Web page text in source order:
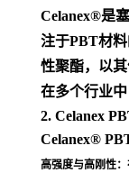
Celanex®是
注于PBT材
性聚酯，以
在多个行业
2. Celanex
Celanex®
高强度与高刚性